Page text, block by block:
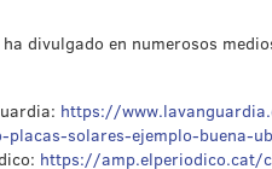
divulgado en numerosos
https://
placas-solares-ejemplo-buena-
https://